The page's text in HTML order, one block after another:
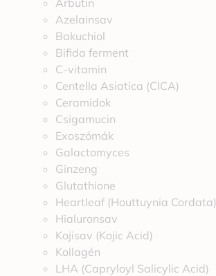
Arbutin
Azelainsav
Bakuchiol
Bifida ferment
C-vitamin
Centella Asiatica (CICA)
Ceramidok
Csigamucin
Exoszómák
Galactomyces
Ginzeng
Glutathione
Heartleaf (Houttuynia Cordata)
Hialuronsav
Kojisav (Kojic Acid)
Kollagén
LHA (Capryloyl Salicylic Acid)